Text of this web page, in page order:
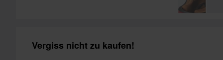
Vergiss nicht zu kaufen!